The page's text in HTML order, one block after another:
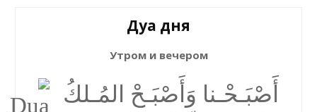
Дуа дня
Утром и вечером
أَصْبَـحْـنا وَأَصْبَـحْ المُـلكُ